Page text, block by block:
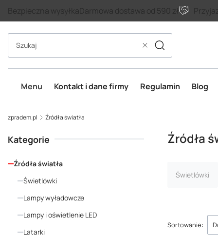
Bezpieczna wysyłkaDarmowa dostawa od 590 zł
WyczyśćSzukaj
Menu Kontakt i dane firmy Regulamin Blog
zpradem.pl Źródła światła
Kategorie
Źródła światła
Świetlówki
Lampy wyładowcze
Lampy i oświetlenie LED
Latarki
Źródła
Świetlówki
Lista
Sortowanie: